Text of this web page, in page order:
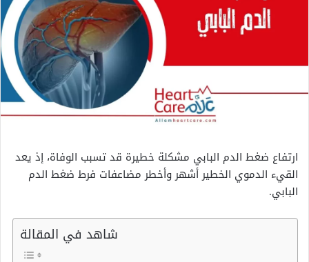
ارتفاع ضغط الدم البابي مشكلة خطيرة قد تسبب الوفاة، إذ يعد
القيء الدموي الخطير أشهر وأخطر مضاعفات فرط ضغط الدم
البابي.
شاهد في المقالة